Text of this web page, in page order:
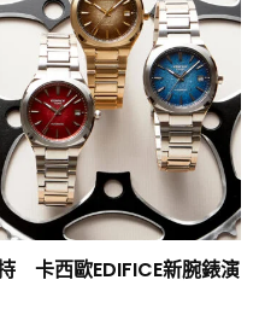
卡西歐EDIFICE新腕錶演